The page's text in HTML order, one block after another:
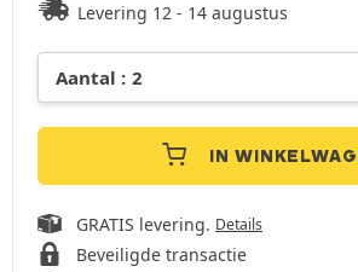
Levering 12 - 14 augustus
IN
GRATIS levering. Details
Beveiligde transactie